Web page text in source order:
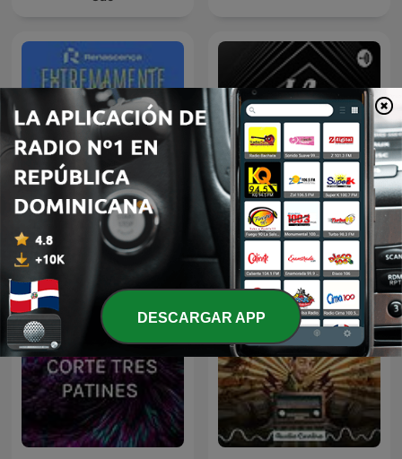
Renascença -
Extremamente
Desagradável
LA TREMENDA CORTE
DESCARGAR APP